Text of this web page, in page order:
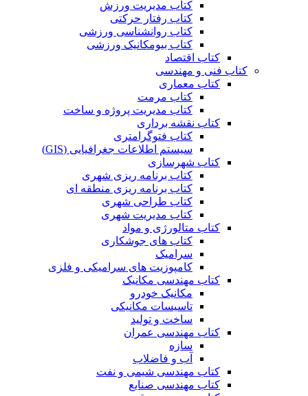
کتاب مدیریت ورزش
کتاب رفتار حرکتی
کتاب روانشناسی ورزشی
کتاب بیومکانیک ورزشی
کتاب اقتصاد
کتاب فنی و مهندسی
کتاب معماری
کتاب مرمت
کتاب مدیریت پروژه و ساخت
کتاب نقشه برداری
کتاب فتوگرامتری
سیستم اطلاعات جغرافیایی (GIS)
کتاب شهرسازی
کتاب برنامه ریزی شهری
کتاب برنامه ریزی منطقه ای
کتاب طراحی شهری
کتاب مدیریت شهری
کتاب متالورژی و مواد
کتاب های جوشکاری
سرامیک
کامپوزیت های سرامیکی و فلزی
کتاب مهندسی مکانیک
مکانیک خودرو
تاسیسات مکانیکی
ساخت و تولید
کتاب مهندسی عمران
سازه
آب و فاضلاب
کتاب مهندسی شیمی و نفت
کتاب مهندسی صنایع